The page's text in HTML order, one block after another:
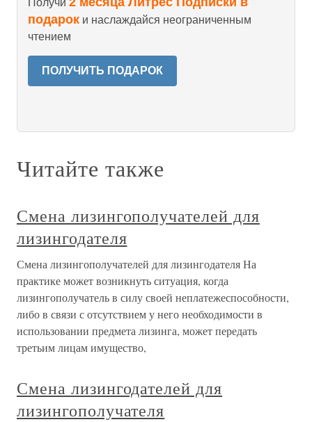
Получи
подарок и наслаждайся неограниченным
чтением
ПОЛУЧИТЬ ПОДАРОК
Читайте также
Смена лизингополучателей для
лизингодателя
Смена лизингополучателей для лизингодателя На
практике может возникнуть ситуация, когда
лизингополучатель в силу своей неплатежеспособности,
либо в связи с отсутствием у него необходимости в
использовании предмета лизинга, может передать
третьим лицам имущество,
Смена лизингодателей для
лизингополучателя